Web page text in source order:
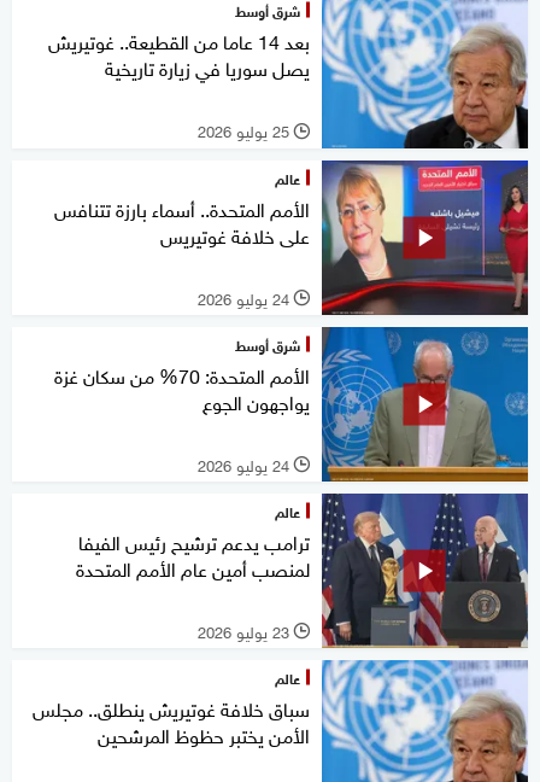
شرق أوسط
بعد 14 عاما من القطيعة.. غوتيريش
يصل سوريا في زيارة تاريخية
l 25 يوليو 2026
عالم
الأمم المتحدة.. أسماء بارزة تتنافس
على خلافة غوتيريس
l 24 يوليو 2026
شرق أوسط
الأمم المتحدة: 70% من سكان غزة
يواجهون الجوع
l 24 يوليو 2026
عالم
ترامب يدعم ترشيح رئيس الفيفا
لمنصب أمين عام الأمم المتحدة
l 23 يوليو 2026
عالم
سباق خلافة غوتيريش ينطلق.. مجلس
الأمن يختبر حظوظ المرشحين